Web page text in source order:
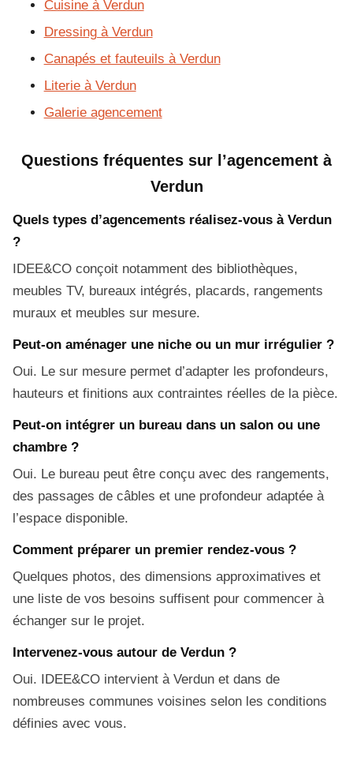
Cuisine à Verdun
Dressing à Verdun
Canapés et fauteuils à Verdun
Literie à Verdun
Galerie agencement
Questions fréquentes sur l’agencement à
Verdun
Quels types d’agencements réalisez-vous à Verdun
?
IDEE&CO conçoit notamment des bibliothèques,
meubles TV, bureaux intégrés, placards, rangements
muraux et meubles sur mesure.
Peut-on aménager une niche ou un mur irrégulier ?
Oui. Le sur mesure permet d’adapter les profondeurs,
hauteurs et finitions aux contraintes réelles de la pièce.
Peut-on intégrer un bureau dans un salon ou une
chambre ?
Oui. Le bureau peut être conçu avec des rangements,
des passages de câbles et une profondeur adaptée à
l’espace disponible.
Comment préparer un premier rendez-vous ?
Quelques photos, des dimensions approximatives et
une liste de vos besoins suffisent pour commencer à
échanger sur le projet.
Intervenez-vous autour de Verdun ?
Oui. IDEE&CO intervient à Verdun et dans de
nombreuses communes voisines selon les conditions
définies avec vous.